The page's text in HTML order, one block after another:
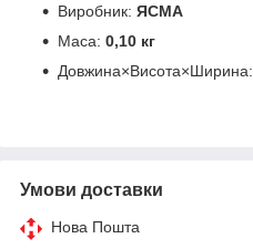
Виробник: ЯСМА
Маса: 0,10 кг
Довжина×Висота×Ширина:
Умови доставки
Нова Пошта